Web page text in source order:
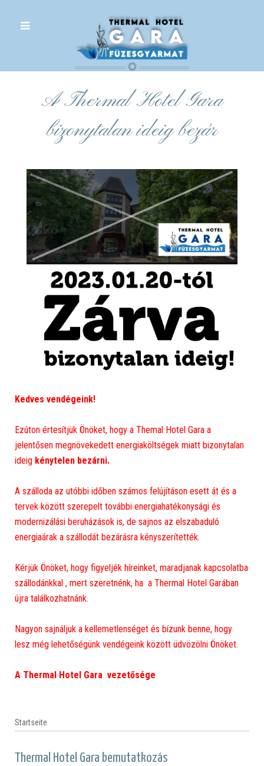
A Thermal Hotel Gara
bizonytalan ideig bezár
Kedves vendégeink!
Ezúton értesítjük Önöket, hogy a Themal Hotel Gara a
jelentősen megnövekedett energiaköltségek miatt bizonytalan
ideig kénytelen bezárni.
A szálloda az utóbbi időben számos felújításon esett át és a
tervek között szerepelt további energiahatékonysági és
modernizálási beruházások is, de sajnos az elszabaduló
energiaárak a szállodát bezárásra kényszerítették.
Kérjük Önöket, hogy figyeljék híreinket, maradjanak kapcsolatba
szállodánkkal , mert szeretnénk, ha a Thermal Hotel Garában
újra találkozhatnánk.
Nagyon sajnáljuk a kellemetlenséget és bízunk benne, hogy
lesz még lehetőségünk vendégeink között üdvözölni Önöket.
A Thermal Hotel Gara vezetősége
Startseite
Thermal Hotel Gara bemutatkozás